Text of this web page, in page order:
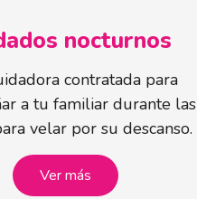
nocturnos
contratada para
a tu familiar durante las
velar por su descanso.
Ver más